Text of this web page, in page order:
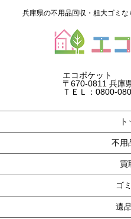
兵庫県の不用品回収・粗大ゴミな
エコポケット
〒670-0811 兵庫
ＴＥＬ：0800-
不用
買
ゴ
遺